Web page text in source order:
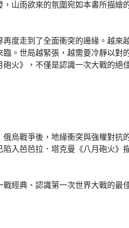
山雨欲來的氛圍宛如本書所描
走到了全面衝突的邊緣。越來
。世局越緊張，越需要冷靜以
火》，不僅是認識一次大戰的
戰爭後，地緣衝突與強權對抗
入芭芭拉．塔克曼《八月砲火
典、認識第一次世界大戰的最